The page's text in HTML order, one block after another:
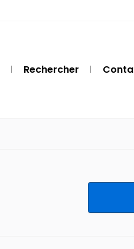
Rechercher